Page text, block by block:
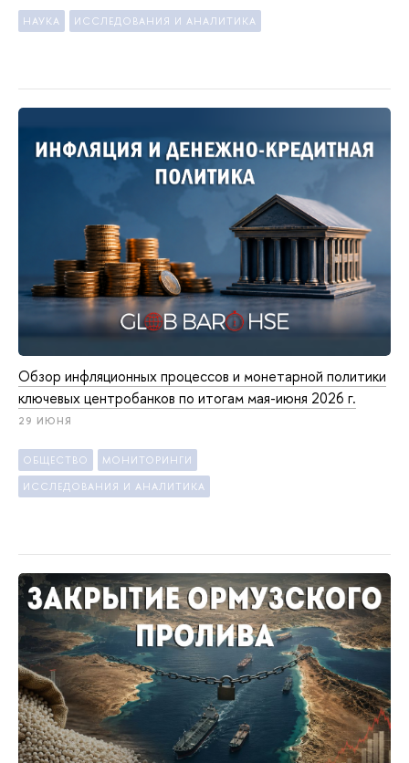
НАУКА ИССЛЕДОВАНИЯ И АНАЛИТИКА
Обзор инфляционных процессов и монетарной политики
ключевых центробанков по итогам мая-июня 2026 г.
29 ИЮНЯ
ОБЩЕСТВО МОНИТОРИНГИ
ИССЛЕДОВАНИЯ И АНАЛИТИКА